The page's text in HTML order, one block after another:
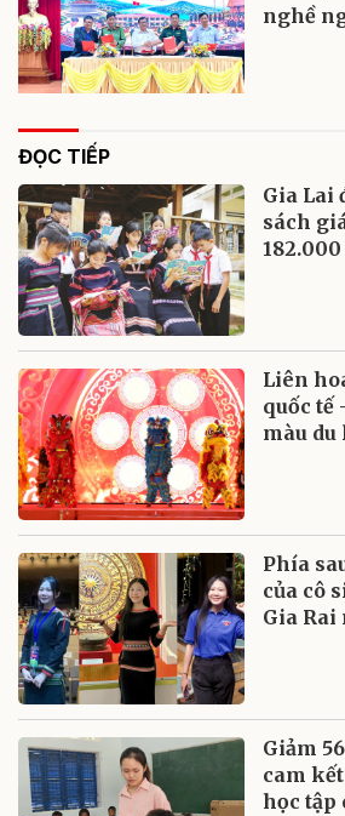
nghề
ĐỌC TIẾP
Gia Lai
sách
Liên
quốc tế
màu du
Phía
của cô
Gia Rai
Giảm
cam
học tập